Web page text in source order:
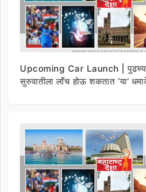
Upcoming Car Launch | पुढच्या
सुरुवातीला लाँच होऊ शकतात ‘या’